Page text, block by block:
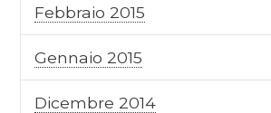
Febbraio 2015
Gennaio 2015
Dicembre 2014